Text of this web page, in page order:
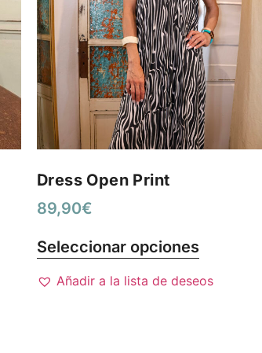
Dress Open Print
89,90€
Seleccionar opciones
Añadir a la lista de deseos